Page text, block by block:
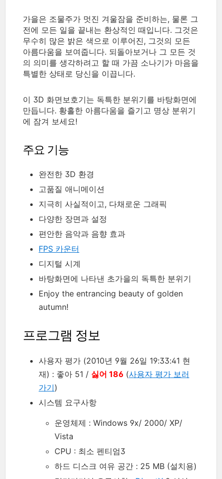
가을은 조물주가 멋진 겨울잠을 준비하는, 물론 그
전에 모든 일을 끝내는 환상적인 때입니다. 그것은
무수히 많은 밝은 색으로 이루어진, 그것의 모든
아름다움을 보여줍니다. 되돌아보거나 그 모든 것
의 의미를 생각하려고 할 때 가끔 소나기가 마음을
특별한 상태로 당신을 이끕니다.
이 3D 화면보호기는 독특한 분위기를 바탕화면에
만듭니다. 황홀한 아름다움을 즐기고 명상 분위기
에 잠겨 보세요!
주요 기능
완전한 3D 환경
고품질 애니메이션
지극히 사실적이고, 다채로운 그래픽
다양한 장면과 설정
편안한 음악과 음향 효과
FPS 카운터
디지털 시계
바탕화면에 나타낸 초가을의 독특한 분위기
Enjoy the entrancing beauty of golden
autumn!
프로그램 정보
사용자 평가 (2010년 9월 26일 19:33:41 현
재) : 좋아 51 / 싫어 186 (사용자 평가 보러
가기)
시스템 요구사항
운영체제 : Windows 9x/ 2000/ XP/
Vista
CPU : 최소 펜티엄3
하드 디스크 여유 공간 : 25 MB (설치용)